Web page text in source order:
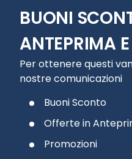
BUONI
ANTEPRIMA
Per ottenere questi
nostre comunicazioni
Buoni Sconto
Offerte in
Promozioni